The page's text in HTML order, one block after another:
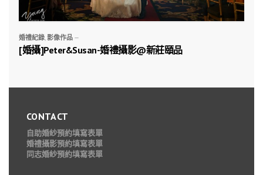
婚禮紀錄 影像作品 —
[婚攝]Peter&Susan-婚禮攝影@新莊頤品
CONTACT
自助婚紗預約填寫表單
婚禮攝影預約填寫表單
同志婚紗預約填寫表單